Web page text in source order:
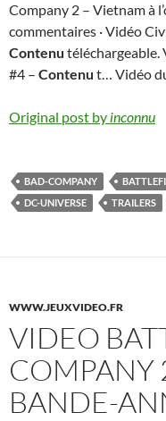
Company 2 – Vietnam à
commentaires · Vidéo
Contenu téléchargeable.
#4 – Contenu t… Vidéo
Original post by inconnu
BAD-COMPANY
DC-UNIVERSE
TRAILERS
WWW.JEUXVIDEO.FR
VIDEO
COMPANY
BANDE-